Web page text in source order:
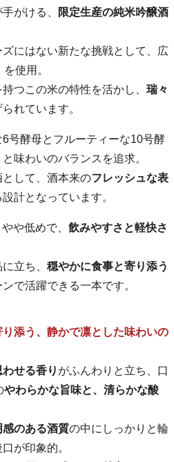
がける、
限定生産の純米吟醸酒
にはない新たな挑戦として、広
使用。
つこの米の特性を活かし、 瑞々
れています。
号酵母とフルーティーな10号酵
味わいのバランスを追求。
して、酒本来のフレッシュな表
計となっています。
や低めで、 飲みやすさと軽快さ
立ち、 穏やかに食事と寄り添う
で活躍できる一本です。
添う、静かで凛とした味わいの
せる香り がふんわりと立ち、口
やわらかな旨味と、清らかな酸
感のある酒質の中にしっかりと輪
が印象的。